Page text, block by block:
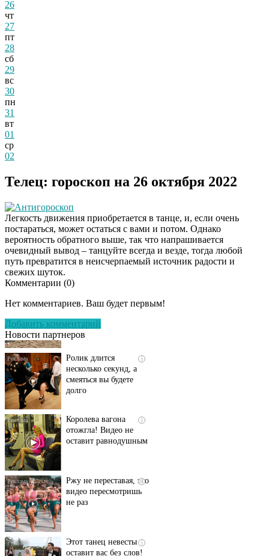
26
чт
27
пт
28
сб
29
вс
30
пн
31
вт
01
ср
02
Телец: гороскоп на 26 октября 2022
Антигороскоп
Легкость движения приобретается в танце, и, если очень
постараться, может остаться с вами и потом. Однако
вероятность обратного выше, так что напрашивается
очевидный вывод – танцуйте всегда и везде, тогда любой
путь превратится в неисчерпаемый источник радости и
свежих шуток.
Комментарии (0)
Нет комментариев. Ваш будет первым!
Добавить комментарий
Новости партнеров
Скрытая камера на
люди вытворяют, когда
несколько секунд, а
смеяться вы будете
долго
отожгла! Видео не
оставит равнодушным
видео пересмотришь
не раз
оставит вас без слов!
Пересмотрела 10 раз